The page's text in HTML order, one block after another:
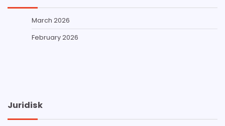
March 2026
February 2026
Juridisk